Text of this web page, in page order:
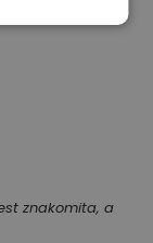
znakomita, a